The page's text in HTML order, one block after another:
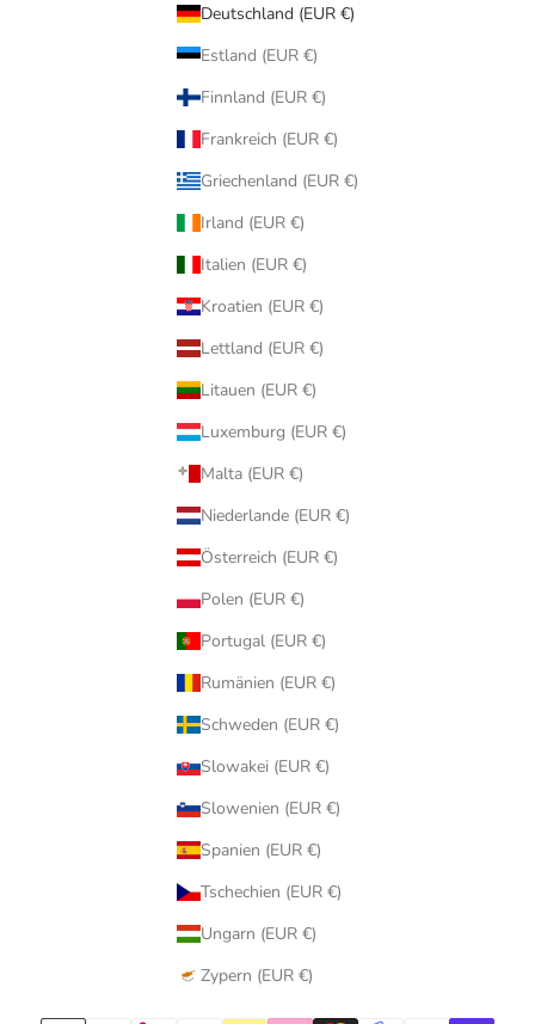
Deutschland (EUR €)
Estland (EUR €)
Finnland (EUR €)
Frankreich (EUR €)
Griechenland (EUR €)
Irland (EUR €)
Italien (EUR €)
Kroatien (EUR €)
Lettland (EUR €)
Litauen (EUR €)
Luxemburg (EUR €)
Malta (EUR €)
Niederlande (EUR €)
Österreich (EUR €)
Polen (EUR €)
Portugal (EUR €)
Rumänien (EUR €)
Schweden (EUR €)
Slowakei (EUR €)
Slowenien (EUR €)
Spanien (EUR €)
Tschechien (EUR €)
Ungarn (EUR €)
Zypern (EUR €)